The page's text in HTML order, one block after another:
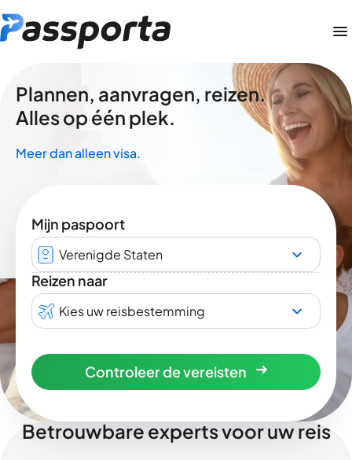
Plannen, aanvragen, reizen.
Alles op één plek.
Meer dan alleen visa.
Mijn paspoort
Verenigde Staten
Reizen naar
Kies uw reisbestemming
Controleer de vereisten
Betrouwbare experts voor uw reis